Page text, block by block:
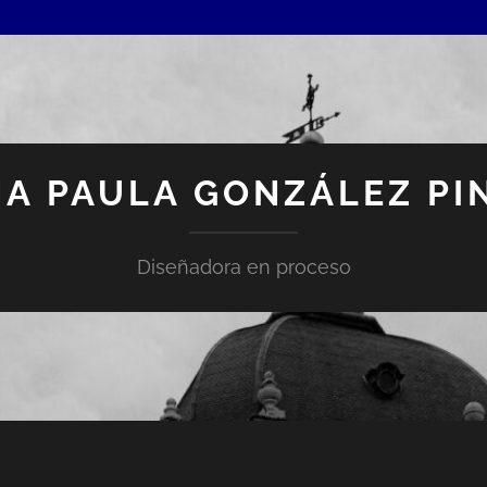
PAULA GONZÁLEZ
Diseñadora en proceso